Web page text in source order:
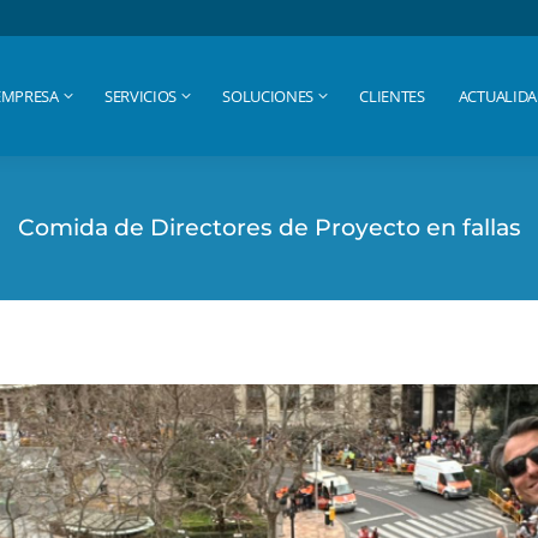
SERVICIOS SOLUCIONES CLIENTES
Comida de Directores de Proyecto en fallas